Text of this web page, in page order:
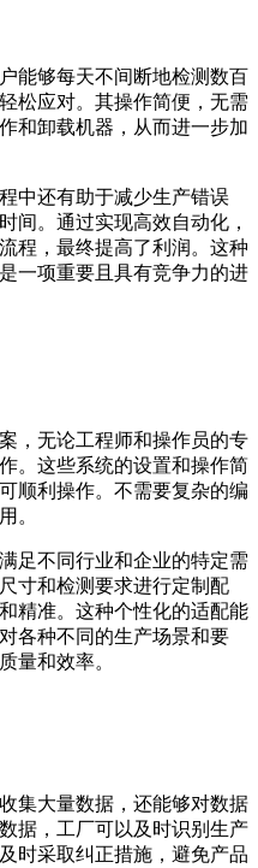
能够每天不间断地检测数百
松应对。其操作简便，无需
和卸载机器，从而进一步加
中还有助于减少生产错误
间。通过实现高效自动化，
程，最终提高了利润。这种
一项重要且具有竞争力的进
，无论工程师和操作员的专
。这些系统的设置和操作简
顺利操作。不需要复杂的编
。
足不同行业和企业的特定需
寸和检测要求进行定制配
精准。这种个性化的适配能
各种不同的生产场景和要
量和效率。
集大量数据，还能够对数据
据，工厂可以及时识别生产
时采取纠正措施，避免产品